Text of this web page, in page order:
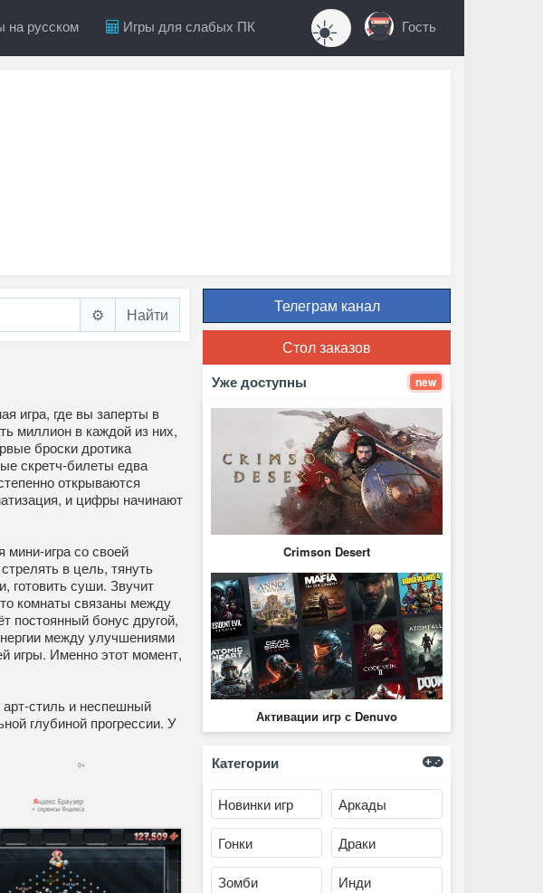
на русском Игры для слабых ПК ☀️ Гость
⚙️
игра, где вы заперты в
миллион в каждой из них,
броски дротика
скретч-билеты едва
открываются
и цифры начинают
игра со своей
в цель, тянуть
готовить суши. Звучит
комнаты связаны между
постоянный бонус другой,
между улучшениями
игры. Именно этот момент,
стиль и неспешный
глубиной прогрессии. У
Телеграм канал
Стол заказов
Уже доступны new
Crimson Desert
Активации игр с Denuvo
Категории
Новинки игр Аркады
Гонки Драки
Зомби Инди